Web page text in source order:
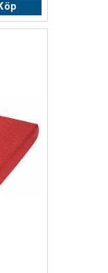
Köp